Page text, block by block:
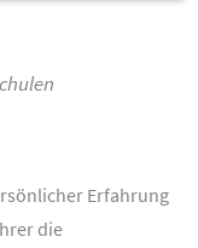
Erfahrung
die